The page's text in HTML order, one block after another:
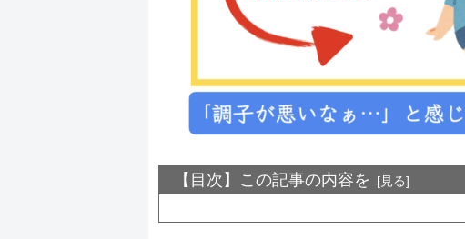
【目次】この記事の内容を